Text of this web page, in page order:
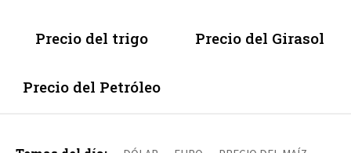
Precio del trigo Precio del Girasol
Precio del Petróleo